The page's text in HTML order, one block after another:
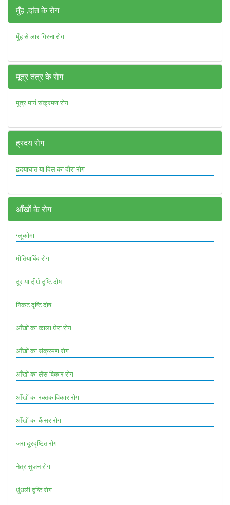
मुँह ,दांत के रोग
मुँह से लार गिरना रोग
मूत्र तंत्र के रोग
मूत्र मार्ग संक्रमण रोग
ह्रदय रोग
हृदयाघात या दिल का दौरा रोग
आँखों के रोग
ग्लूकोमा
मोतियाबिंद रोग
दूर या दीर्घ दृष्टि दोष
निकट दृष्टि दोष
आँखों का काला घेरा रोग
आँखों का संक्रमण रोग
आँखों का लेंस विकार रोग
आँखों का रक्तक विकार रोग
आँखों का कैंसर रोग
जरा दूरदृष्टितारोग
नेत्र सूजन रोग
धुंधली दृष्टि रोग